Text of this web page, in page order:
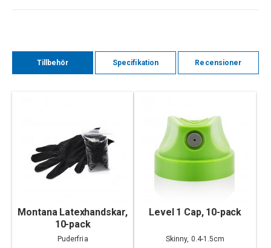
Tillbehör Specifikation Recensioner
Montana Latexhandskar,
10-pack
Puderfria
Level 1 Cap, 10-pack
Skinny, 0.4-1.5cm